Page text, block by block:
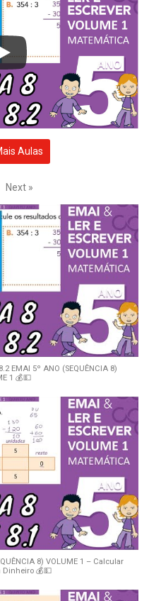
Aulas
Next »
EMAI 5º ANO (SEQUÊNCIA 8)
1 💰💵
8) VOLUME 1 – Calcular
Dinheiro 💰💵